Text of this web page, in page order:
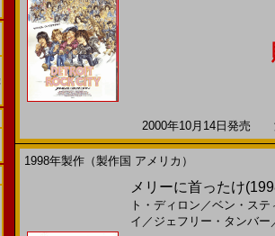
2000年10月14日発売
1998年製作（製作国 アメリカ）
メリーに首ったけ
ト・ディロン ／ベン・ステ
イ ／ ジェフリー・タンバー